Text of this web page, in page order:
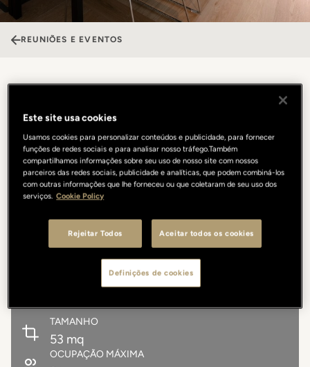
REUNIÕES E EVENTOS
A Sala Guarnieri é o local ideal para reuniões, onde elegância e
funcionalidade se encontram em perfeito equilíbrio. Os tons
sofisticados de branco, madeira e azul criam uma atmosfera
refinada, complementada por tecnologia de ponta para garantir
uma experiência perfeita. O que torna este espaço ainda mais
Bistrot & Bar e do restaurante Borgo San Jacopo (1 estrela
Michelin): é um ambiente natural para negócios e lazer, com
opções gastronômicas que vão desde cafés a almoços casuais e
TAMANHO
53 mq
OCUPAÇÃO MÁXIMA
Este site usa cookies
Usamos cookies para personalizar conteúdos e publicidade, para fornecer
funções de redes sociais e para analisar nosso tráfego.Também
compartilhamos informações sobre seu uso de nosso site com nossos
parceiros das redes sociais, publicidade e analíticas, que podem combiná-los
com outras informações que lhe forneceu ou que coletaram de seu uso dos
serviços. Cookie Policy
Rejeitar Todos Aceitar todos os cookies
Definições de cookies